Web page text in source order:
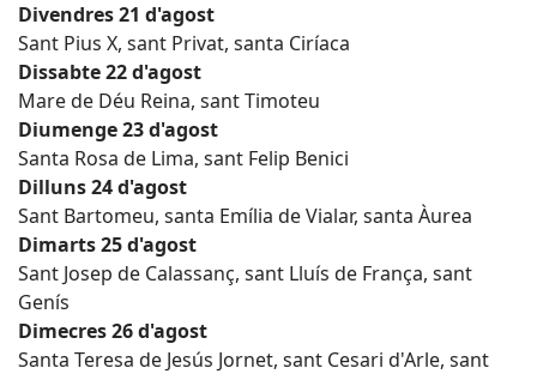
Divendres 21 d'agost
Sant Pius X, sant Privat, santa Ciríaca
Dissabte 22 d'agost
Mare de Déu Reina, sant Timoteu
Diumenge 23 d'agost
Santa Rosa de Lima, sant Felip Benici
Dilluns 24 d'agost
Sant Bartomeu, santa Emília de Vialar, santa Àurea
Dimarts 25 d'agost
Sant Josep de Calassanç, sant Lluís de França, sant
Genís
Dimecres 26 d'agost
Santa Teresa de Jesús Jornet, sant Cesari d'Arle, sant